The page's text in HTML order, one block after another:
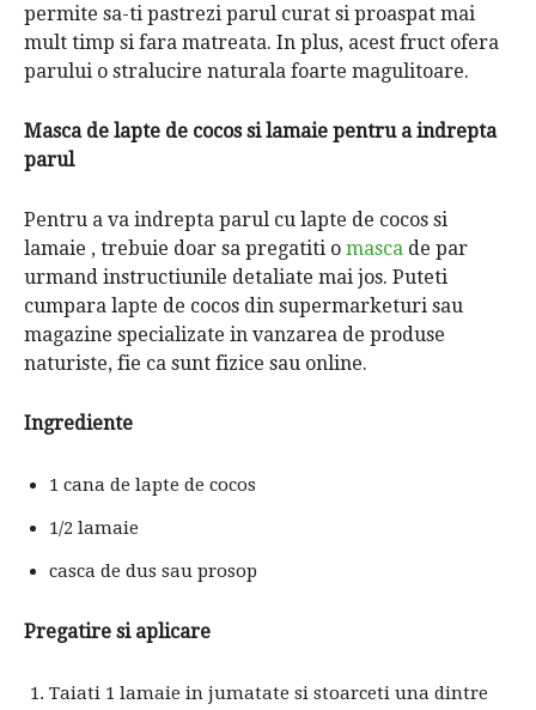
permite sa-ti pastrezi parul curat si proaspat mai
mult timp si fara matreata. In plus, acest fruct ofera
parului o stralucire naturala foarte magulitoare.
Masca de lapte de cocos si lamaie pentru a indrepta
parul
Pentru a va indrepta parul cu lapte de cocos si
lamaie , trebuie doar sa pregatiti o masca de par
urmand instructiunile detaliate mai jos. Puteti
cumpara lapte de cocos din supermarketuri sau
magazine specializate in vanzarea de produse
naturiste, fie ca sunt fizice sau online.
Ingrediente
1 cana de lapte de cocos
1/2 lamaie
casca de dus sau prosop
Pregatire si aplicare
Taiati 1 lamaie in jumatate si stoarceti una dintre